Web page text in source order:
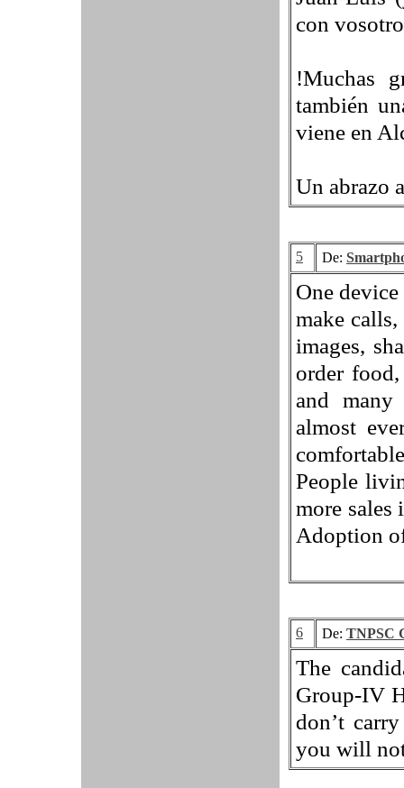
con
!Muchas
también
viene en
Un abrazo
5 De:
One
make
images,
order
and
almost
People
more sales
Adoption
6 De: TNPSC
The
Group-IV
don’t
you will